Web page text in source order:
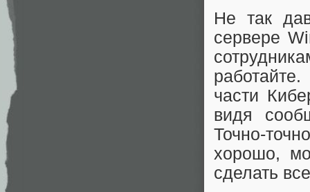
Не так
сервере
части
видя
Точно-
хорошо,
сделать